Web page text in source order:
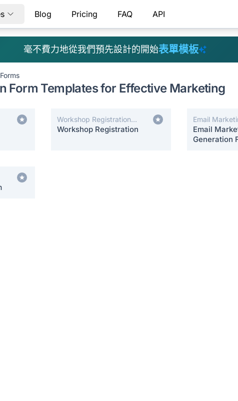
Blog Pricing FAQ API
毫不費力地從我們預先設計的開始表單模板
Form Templates for Effective Marketing
Workshop Registration
Forms
Workshop Registration
Email
Email
Generation